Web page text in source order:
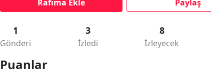
Rafıma Ekle Paylaş
1
Gönderi
3
İzledi
8
İzleyecek
Puanlar